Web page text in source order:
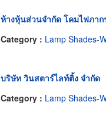
ห้างหุ้นส่วนจำกัด โคมไฟภาก
Category : Lamp Shades-
บริษัท วินสตาร์ไลท์ติ้ง จำกัด
Category : Lamp Shades-